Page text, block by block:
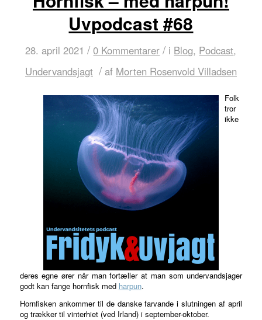
Uvpodcast #68
28. april 2021 / 0 Kommentarer / i Blog, Podcast,
Undervandsjagt / af Morten Rosenvold Villadsen
Folk
tror
ikke
deres egne ører når man fortæller at man som undervandsjager
godt kan fange hornfisk med harpun.
Hornfisken ankommer til de danske farvande i slutningen af april
og trækker til vinterhiet (ved Irland) i september-oktober.